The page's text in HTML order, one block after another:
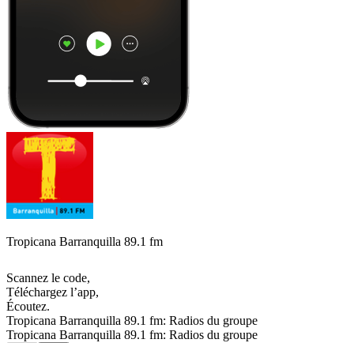
Tropicana Barranquilla 89.1 fm
Scannez le code,
Téléchargez l’app,
Écoutez.
Tropicana Barranquilla 89.1 fm: Radios du groupe
Tropicana Barranquilla 89.1 fm: Radios du groupe